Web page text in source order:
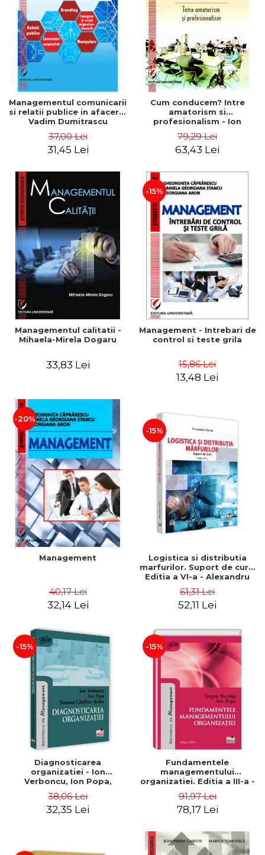
ADMINISTRATIVE
ȘTIINȚE ECONOMICE
ȘTIINȚE EXACTE
EDUCAȚIE FIZICĂ ȘI SPORT
PREUNIVERSITARIA
TIMP LIBER
ÎN CURS DE APARIȚIE
NOUTĂȚI
PACHETE DE STUDIU
PROMOȚIILE LUNII
ULTIMELE EXEMPLARE
Cum Cumpăr
Livrare
Politica de Retur
Formular de Retur
Distribuitori
Managementul comunicarii
si relatii publice in afaceri -
Vadim Dumitrascu
37,00 Lei
31,45 Lei
Cum conducem? Intre
amatorism si
profesionalism - Ion
79,29 Lei
63,43 Lei
Managementul calitatii -
Mihaela-Mirela Dogaru
33,83 Lei
-15%
Management - Intrebari de
control si teste grila
15,86 Lei
13,48 Lei
-20%
Management
40,17 Lei
32,14 Lei
-15%
Logistica si distributia
marfurilor. Suport de curs.
Editia a VI-a - Alexandru
61,31 Lei
52,11 Lei
-15%
Diagnosticarea
organizatiei - Ion
Verboncu, Ion Popa,
38,06 Lei
32,35 Lei
-15%
Fundamentele
managementului
organizatiei. Editia a III-a -
91,97 Lei
78,17 Lei